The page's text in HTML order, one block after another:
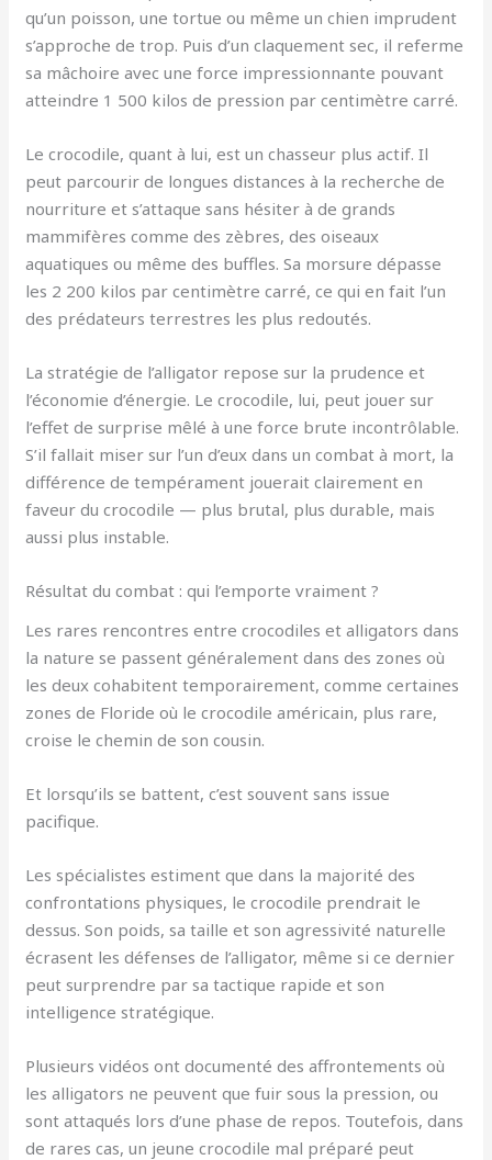
qu’un poisson, une tortue ou même un chien imprudent
s’approche de trop. Puis d’un claquement sec, il referme
sa mâchoire avec une force impressionnante pouvant
atteindre 1 500 kilos de pression par centimètre carré.
Le crocodile, quant à lui, est un chasseur plus actif. Il
peut parcourir de longues distances à la recherche de
nourriture et s’attaque sans hésiter à de grands
mammifères comme des zèbres, des oiseaux
aquatiques ou même des buffles. Sa morsure dépasse
les 2 200 kilos par centimètre carré, ce qui en fait l’un
des prédateurs terrestres les plus redoutés.
La stratégie de l’alligator repose sur la prudence et
l’économie d’énergie. Le crocodile, lui, peut jouer sur
l’effet de surprise mêlé à une force brute incontrôlable.
S’il fallait miser sur l’un d’eux dans un combat à mort, la
différence de tempérament jouerait clairement en
faveur du crocodile — plus brutal, plus durable, mais
aussi plus instable.
Résultat du combat : qui l’emporte vraiment ?
Les rares rencontres entre crocodiles et alligators dans
la nature se passent généralement dans des zones où
les deux cohabitent temporairement, comme certaines
zones de Floride où le crocodile américain, plus rare,
croise le chemin de son cousin.
Et lorsqu’ils se battent, c’est souvent sans issue
pacifique.
Les spécialistes estiment que dans la majorité des
confrontations physiques, le crocodile prendrait le
dessus. Son poids, sa taille et son agressivité naturelle
écrasent les défenses de l’alligator, même si ce dernier
peut surprendre par sa tactique rapide et son
intelligence stratégique.
Plusieurs vidéos ont documenté des affrontements où
les alligators ne peuvent que fuir sous la pression, ou
sont attaqués lors d’une phase de repos. Toutefois, dans
de rares cas, un jeune crocodile mal préparé peut